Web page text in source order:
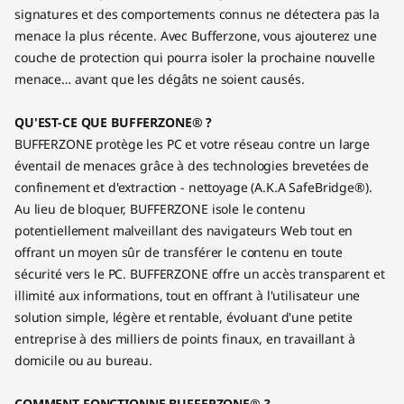
signatures et des comportements connus ne détectera pas la
menace la plus récente. Avec Bufferzone, vous ajouterez une
couche de protection qui pourra isoler la prochaine nouvelle
menace… avant que les dégâts ne soient causés.
QU'EST-CE QUE BUFFERZONE® ?
BUFFERZONE protège les PC et votre réseau contre un large
éventail de menaces grâce à des technologies brevetées de
confinement et d'extraction - nettoyage (A.K.A SafeBridge®).
Au lieu de bloquer, BUFFERZONE isole le contenu
potentiellement malveillant des navigateurs Web tout en
offrant un moyen sûr de transférer le contenu en toute
sécurité vers le PC. BUFFERZONE offre un accès transparent et
illimité aux informations, tout en offrant à l'utilisateur une
solution simple, légère et rentable, évoluant d'une petite
entreprise à des milliers de points finaux, en travaillant à
domicile ou au bureau.